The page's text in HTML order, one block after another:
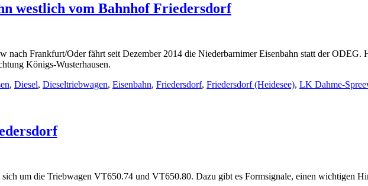
westlich vom Bahnhof Friedersdorf
Frankfurt/Oder fährt seit Dezember 2014 die Niederbarnimer Eisenbahn statt der ODEG.
Königs-Wusterhausen.
, Diesel, Dieseltriebwagen, Eisenbahn, Friedersdorf, Friedersdorf (Heidesee), LK Dahme-
um die Triebwagen VT650.74 und VT650.80. Dazu gibt es Formsignale, einen wichtigen